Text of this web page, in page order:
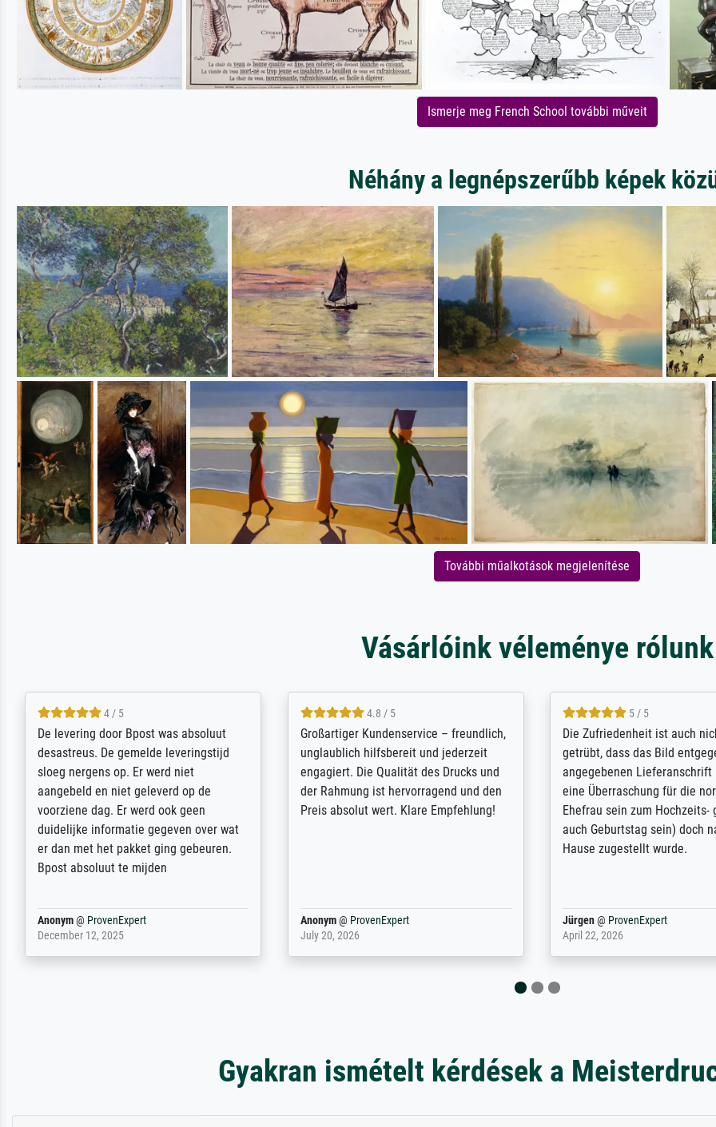
Ismerje meg French School további műveit
Néhány a legnépszerűbb képek
További műalkotások megjelenítése
Vásárlóink véleménye rólunk
5 / 5
Sehr gute Qualität des Leinwanddrucks
und des Rahmens! Unser Bild wurde
sehr sorgfältig und sicher verpackt, so
dass es unbeschadet bei uns ankam. Es
wird nicht unser letzter Meisterdruck
sein. Vielen Dank!
Reinhold,@ProvenExpert
April 22, 2026
5 / 5
Für ein Erinnerungsbuch mit der
Feldpost meines Großvaters aus dem 1.
Weltkrieg benötigte ich ein
ausdrucksvolles Bild. Das habe ich bei
Ihnen gefunden. Bei der Auswahl der
weiter. Vielen ...
Margot@ProvenExpert
February 20, 2026
4.8 / 5
Hervorragende Qualität.
vieles anpassen lassen, wie
Randentfernung, Farbe,
Kontrast und Weiteres. Sehr
Kontaktperson per Mail. Das
Kunstdruck) wurde sehr gut
sehr starke Papprolle mit
Anonym@ProvenExpert
August 12, 2025
Gyakran ismételt kérdések a